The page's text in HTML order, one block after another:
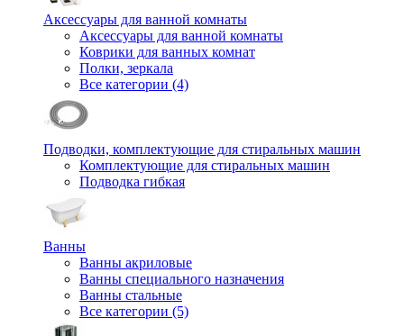
Аксессуары для ванной комнаты
Аксессуары для ванной комнаты
Коврики для ванных комнат
Полки, зеркала
Все категории (4)
Подводки, комплектующие для стиральных машин
Комплектующие для стиральных машин
Подводка гибкая
Ванны
Ванны акриловые
Ванны специального назначения
Ванны стальные
Все категории (5)